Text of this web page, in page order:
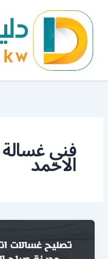
المحتوى
فني
الاحمد